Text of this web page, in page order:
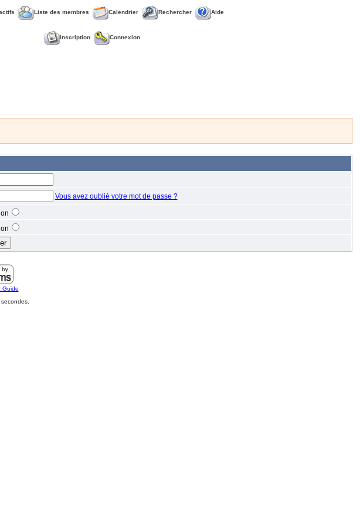
Liste des membres Calendrier Rechercher Aide
Inscription Connexion
Vous avez oublié votre mot de passe ?
Guide